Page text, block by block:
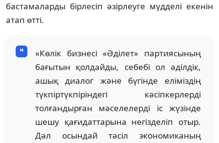
бастамаларды бірлесіп əзірлеуге мүдделі екенін
атап өтті.
«Көлік бизнесі «Əділет» партиясының
бағытын қолдайды, себебі ол əділдік,
ашық диалог жəне бүгінде еліміздің
түкпіртүкпіріндегі кəсіпкерлерді
толғандырған мəселелерді іс жүзінде
шешу қағидаттарына негізделіп отыр.
Дəл осындай тəсіл экономиканың